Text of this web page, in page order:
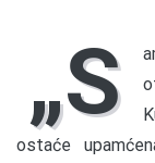
„S
ostaće